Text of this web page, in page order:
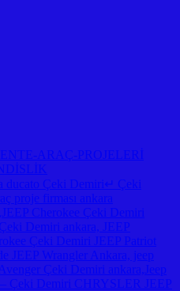
ARAÇ-PROJELERİ
ducato Çeki Demiri↵ Çeki
proje firması ankara
Cherokee Çeki Demiri
Demiri ankara, JEEP
Çeki Demiri JEEP Patriot
JEEP Wrangler Ankara, jeep
Çeki Demiri ankara,Jeep
Çeki Demiri CHRYSLER JEEP